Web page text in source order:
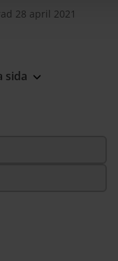
28 april 2021
sida